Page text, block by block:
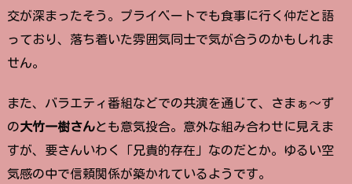
交が深まったそう。プライベートでも食事に行く仲だと語
っており、落ち着いた雰囲気同士で気が合うのかもしれま
せん。
また、バラエティ番組などでの共演を通じて、さまぁ〜ず
の大竹一樹さんとも意気投合。意外な組み合わせに見えま
すが、要さんいわく「兄貴的存在」なのだとか。ゆるい空
気感の中で信頼関係が築かれているようです。